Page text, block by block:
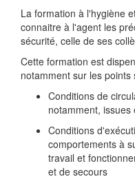
La formation à l'hygiène
connaitre à l'agent les
sécurité, celle de ses
Cette formation est
notamment sur les points
Conditions de
notamment,
Conditions
comportements à
travail et
et de secours